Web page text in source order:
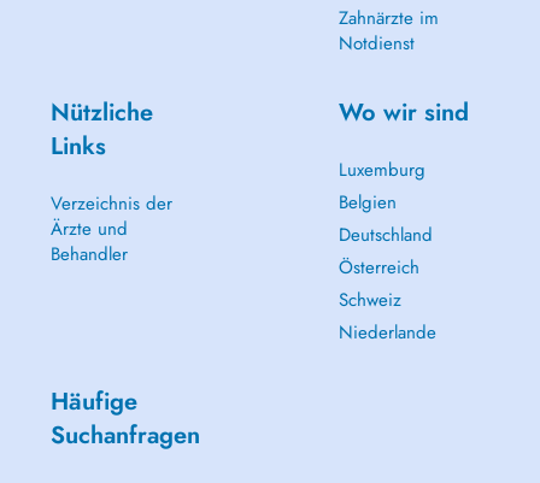
Zahnärzte im
Notdienst
Nützliche
Links
Verzeichnis der
Ärzte und
Behandler
Wo wir sind
Luxemburg
Belgien
Deutschland
Österreich
Schweiz
Niederlande
Häufige
Suchanfragen